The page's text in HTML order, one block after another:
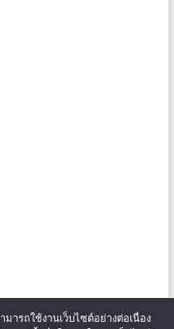
ารถใช้งานเว็บไซต์อย่างต่อเนื่อง